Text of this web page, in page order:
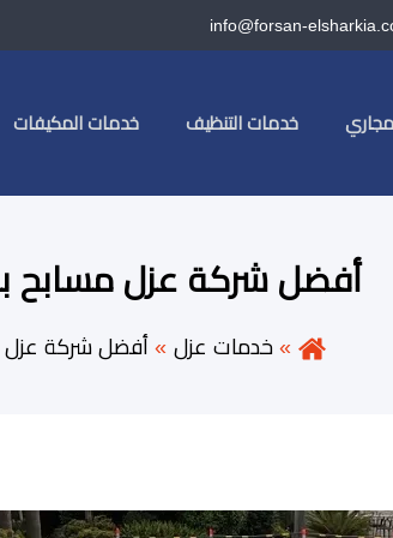
info@forsan-
خدمات التنظيف خدمات المكيفات
أفضل شركة عزل مسابح
خدمات عزل أفضل شركة عزل